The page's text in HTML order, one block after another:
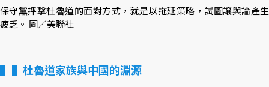
保守黨抨擊杜魯道的面對方式，就是以拖延策略，試圖讓與論產生
疲乏。 圖／美聯社
▌杜魯道家族與中國的淵源